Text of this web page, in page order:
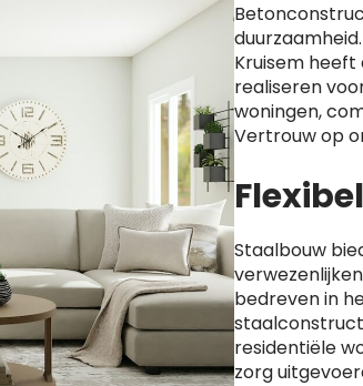
Kruisem
realiseren
woningen,
Vertrouw op
Staalbouw
bedreven in
residentiële
zorg